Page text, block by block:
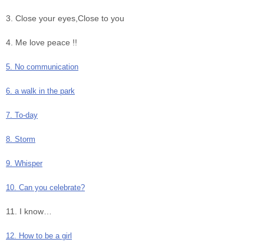
3. Close your eyes,Close to you
4. Me love peace !!
5. No communication
6. a walk in the park
7. To-day
8. Storm
9. Whisper
10. Can you celebrate?
11. I know…
12. How to be a girl